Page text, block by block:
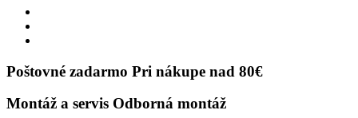
Poštovné zadarmo Pri nákupe nad 80€
Montáž a servis Odborná montáž